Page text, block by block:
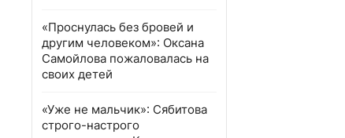
«Проснулась без бровей и
другим человеком»: Оксана
Самойлова пожаловалась на
своих детей
«Уже не мальчик»: Сябитова
строго-настрого